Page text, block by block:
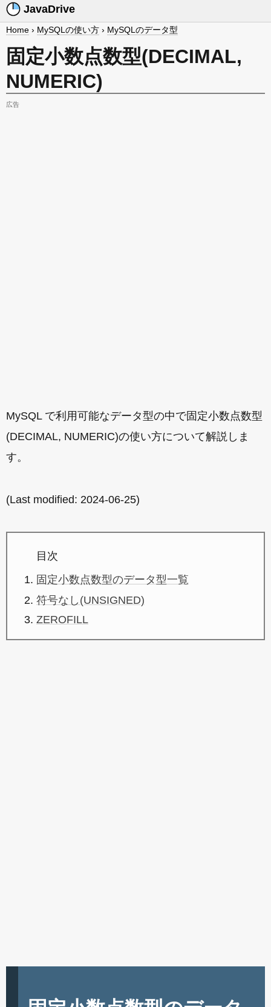
JavaDrive
Home › MySQLの使い方 › MySQLのデータ型
固定小数点数型(DECIMAL,
NUMERIC)
広告
MySQL で利用可能なデータ型の中で固定小数点数型
(DECIMAL, NUMERIC)の使い方について解説しま
す。
(Last modified: 2024-06-25)
目次
固定小数点数型のデータ型一覧
符号なし(UNSIGNED)
ZEROFILL